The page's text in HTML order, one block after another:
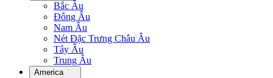
Bắc Âu
Đông Âu
Nam Âu
Nét Đặc Trưng Châu Âu
Tây Âu
Trung Âu
America